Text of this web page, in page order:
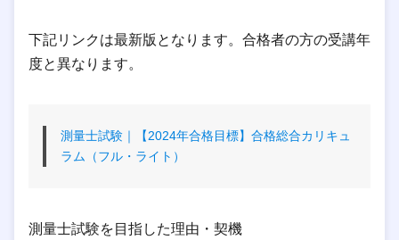
下記リンクは最新版となります。合格者の方の受講年
度と異なります。
測量士試験｜【2024年合格目標】合格総合カリキュ
ラム（フル・ライト）
測量士試験を目指した理由・契機